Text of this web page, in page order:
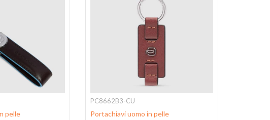
pelle
PC8662B3-CU
Portachiavi uomo in pelle